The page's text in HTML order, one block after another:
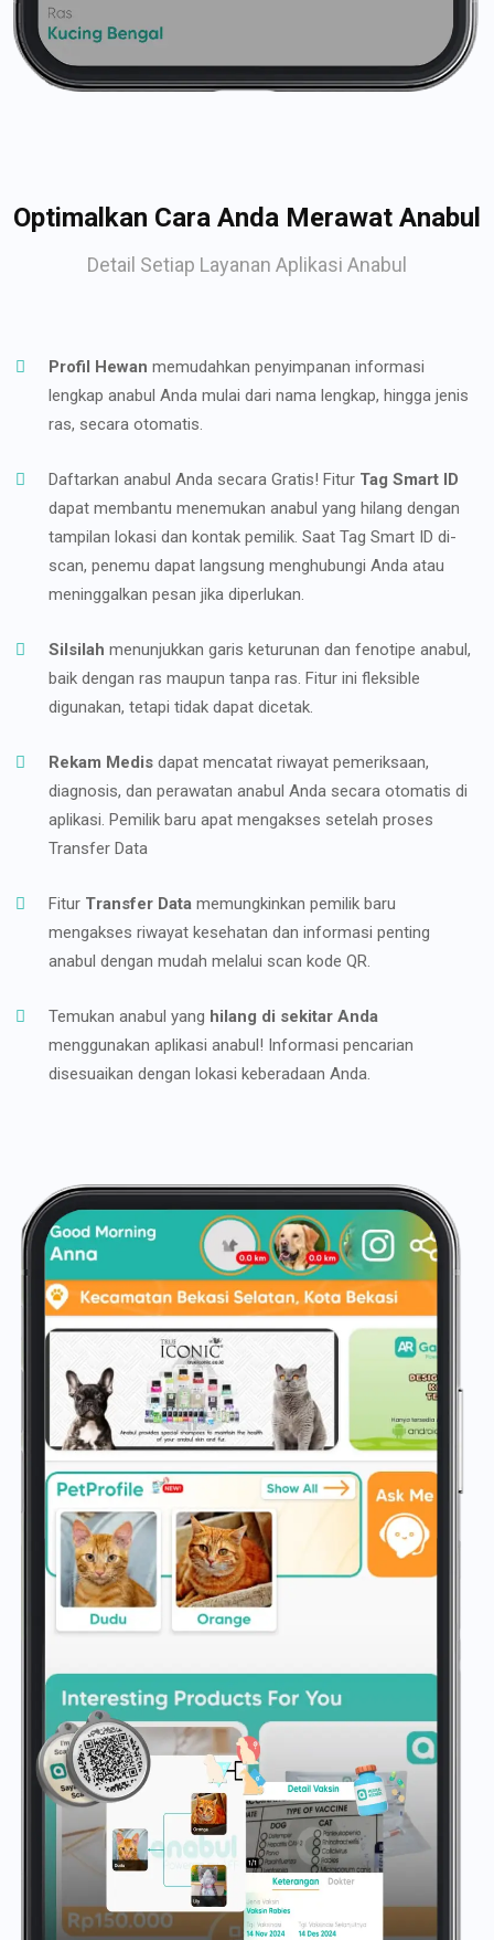
Optimalkan Cara Anda Merawat Anabul
Detail Setiap Layanan Aplikasi Anabul
Profil Hewan memudahkan penyimpanan informasi
lengkap anabul Anda mulai dari nama lengkap, hingga jenis
ras, secara otomatis.
Daftarkan anabul Anda secara Gratis! Fitur Tag Smart ID
dapat membantu menemukan anabul yang hilang dengan
tampilan lokasi dan kontak pemilik. Saat Tag Smart ID di-
scan, penemu dapat langsung menghubungi Anda atau
meninggalkan pesan jika diperlukan.
Silsilah menunjukkan garis keturunan dan fenotipe anabul,
baik dengan ras maupun tanpa ras. Fitur ini fleksible
digunakan, tetapi tidak dapat dicetak.
Rekam Medis dapat mencatat riwayat pemeriksaan,
diagnosis, dan perawatan anabul Anda secara otomatis di
aplikasi. Pemilik baru apat mengakses setelah proses
Transfer Data
Fitur Transfer Data memungkinkan pemilik baru
mengakses riwayat kesehatan dan informasi penting
anabul dengan mudah melalui scan kode QR.
Temukan anabul yang hilang di sekitar Anda
menggunakan aplikasi anabul! Informasi pencarian
disesuaikan dengan lokasi keberadaan Anda.